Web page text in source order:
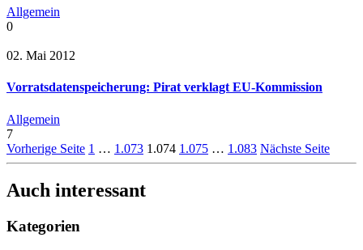
Allgemein
0
02. Mai 2012
Vorratsdatenspeicherung: Pirat verklagt EU-Kommission
Allgemein
7
Vorherige Seite 1 … 1.073 1.074 1.075 … 1.083 Nächste Seite
Auch interessant
Kategorien